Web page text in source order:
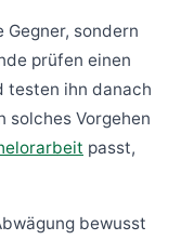
Gegner, sondern
prüfen einen
testen ihn danach
solches Vorgehen
passt,
bewusst